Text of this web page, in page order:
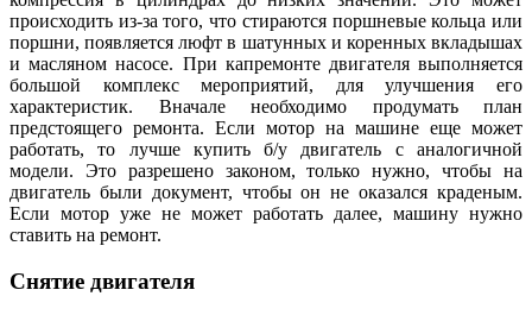
происходить из-за того, что стираются поршневые кольца или
поршни, появляется люфт в шатунных и коренных вкладышах
и масляном насосе. При капремонте двигателя выполняется
большой комплекс мероприятий, для улучшения его
характеристик. Вначале необходимо продумать план
предстоящего ремонта. Если мотор на машине еще может
работать, то лучше купить б/у двигатель с аналогичной
модели. Это разрешено законом, только нужно, чтобы на
двигатель были документ, чтобы он не оказался краденым.
Если мотор уже не может работать далее, машину нужно
ставить на ремонт.
Снятие двигателя